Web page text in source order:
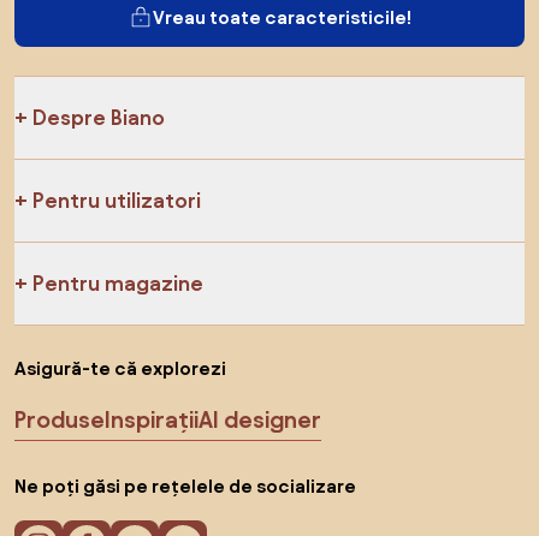
Vreau toate caracteristicile!
Despre Biano
Pentru utilizatori
Pentru magazine
Asigură-te că explorezi
ProduseInspirațiiAI designer
Ne poți găsi pe rețelele de socializare